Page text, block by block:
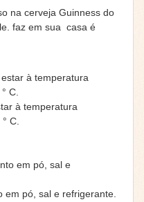
na cerveja Guinness do
faz em sua casa é
à temperatura
C.
em pó, sal e refrigerante.